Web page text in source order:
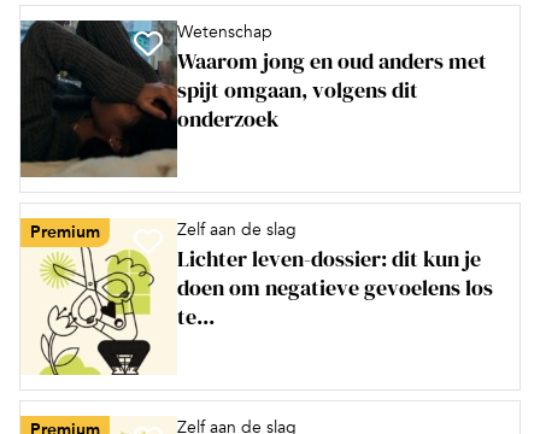
Wetenschap
Waarom jong en oud anders met
spijt omgaan, volgens dit
onderzoek
Premium Zelf aan de slag
Lichter leven-dossier: dit kun je
doen om negatieve gevoelens los
te...
Zelf aan de slag